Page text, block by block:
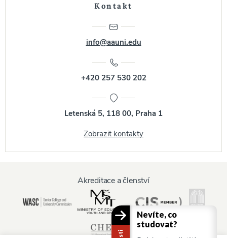
Kontakt
info@aauni.edu
+420 257 530 202
Letenská 5, 118 00, Praha 1
Zobrazit kontakty
Akreditace a členství
Nevíte, co
studovat?